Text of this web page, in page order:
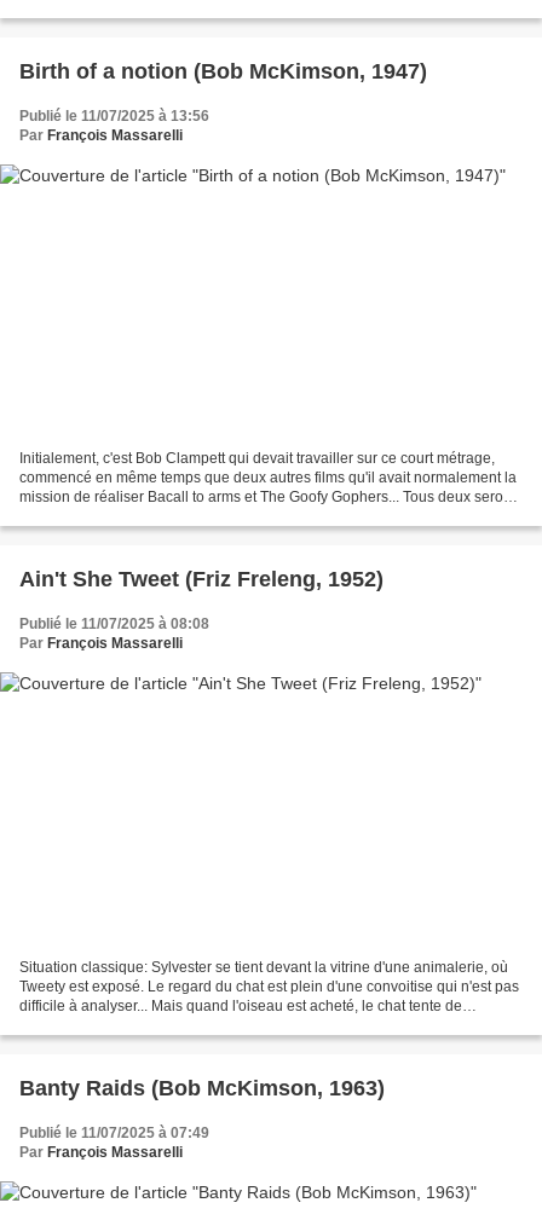
Birth of a notion (Bob McKimson, 1947)
Publié le 11/07/2025 à 13:56
Par François Massarelli
Initialement, c'est Bob Clampett qui devait travailler sur ce court métrage,
commencé en même temps que deux autres films qu'il avait normalement la
mission de réaliser Bacall to arms et The Goofy Gophers... Tous deux seront
Ain't She Tweet (Friz Freleng, 1952)
Publié le 11/07/2025 à 08:08
Par François Massarelli
Situation classique: Sylvester se tient devant la vitrine d'une animalerie, où
Tweety est exposé. Le regard du chat est plein d'une convoitise qui n'est pas
difficile à analyser... Mais quand l'oiseau est acheté, le chat tente de
Banty Raids (Bob McKimson, 1963)
Publié le 11/07/2025 à 07:49
Par François Massarelli